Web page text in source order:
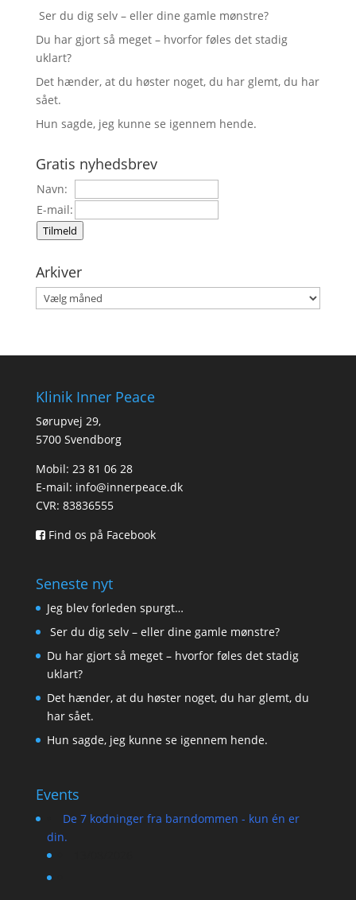
Ser du dig selv – eller dine gamle mønstre?
Du har gjort så meget – hvorfor føles det stadig
uklart?
Det hænder, at du høster noget, du har glemt, du har
sået.
Hun sagde, jeg kunne se igennem hende.
Gratis nyhedsbrev
Navn:
E-mail:
Tilmeld
Arkiver
Arkiver
Klinik Inner Peace
Sørupvej 29,
5700 Svendborg
Mobil: 23 81 06 28
E-mail: info@innerpeace.dk
CVR: 83836555
Find os på Facebook
Seneste nyt
Jeg blev forleden spurgt…
Ser du dig selv – eller dine gamle mønstre?
Du har gjort så meget – hvorfor føles det stadig
uklart?
Det hænder, at du høster noget, du har glemt, du
har sået.
Hun sagde, jeg kunne se igennem hende.
Events
De 7 kodninger fra barndommen - kun én er
din.